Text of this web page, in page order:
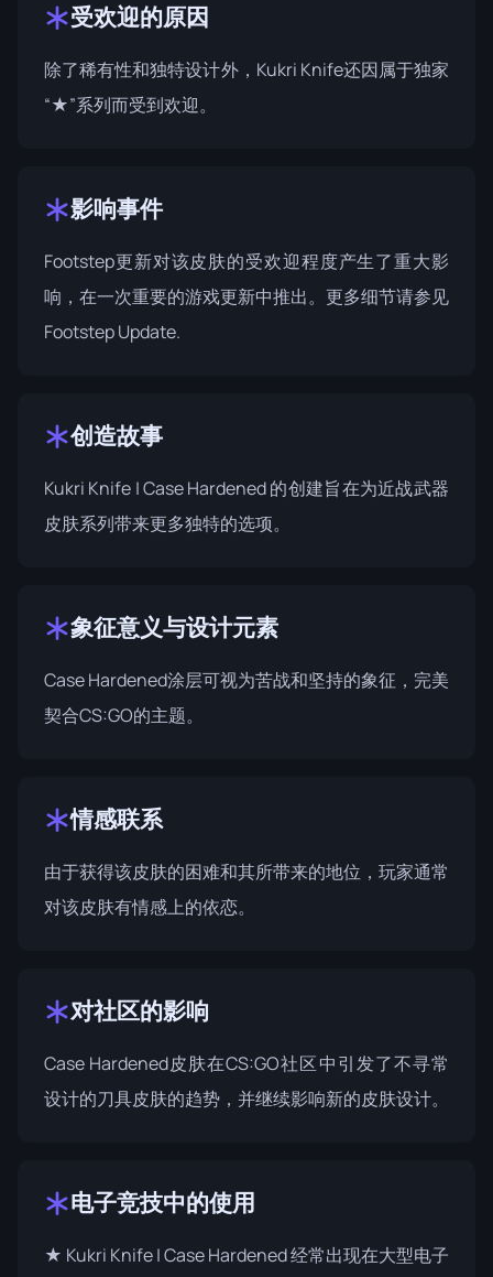
受欢迎的原因
除了稀有性和独特设计外，Kukri Knife还因属于独家
“★”系列而受到欢迎。
影响事件
Footstep更新对该皮肤的受欢迎程度产生了重大影
响，在一次重要的游戏更新中推出。更多细节请参见
Footstep Update.
创造故事
Kukri Knife | Case Hardened 的创建旨在为近战武器
皮肤系列带来更多独特的选项。
象征意义与设计元素
Case Hardened涂层可视为苦战和坚持的象征，完美
契合CS:GO的主题。
情感联系
由于获得该皮肤的困难和其所带来的地位，玩家通常
对该皮肤有情感上的依恋。
对社区的影响
Case Hardened皮肤在CS:GO社区中引发了不寻常
设计的刀具皮肤的趋势，并继续影响新的皮肤设计。
电子竞技中的使用
★ Kukri Knife | Case Hardened 经常出现在大型电子